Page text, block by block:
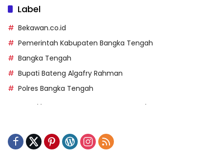
Label
Bekawan.co.id
Pemerintah Kabupaten Bangka Tengah
Bangka Tengah
Bupati Bateng Algafry Rahman
Polres Bangka Tengah
https://kecsitim.sitarokab.go.id/